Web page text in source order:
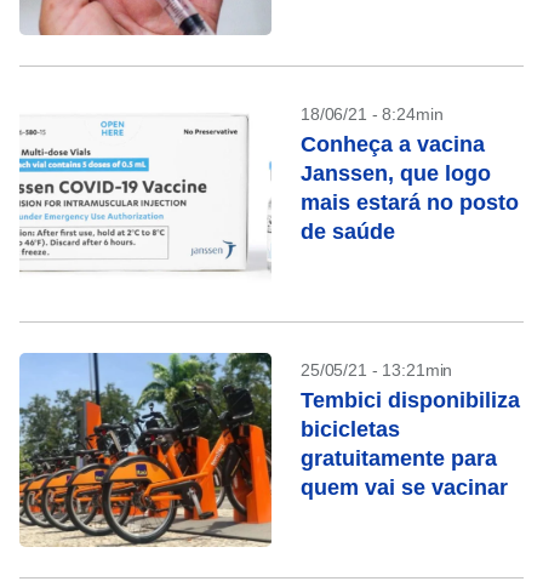
18/06/21 - 8:24min
Conheça a vacina
Janssen, que logo
mais estará no posto
de saúde
25/05/21 - 13:21min
Tembici disponibiliza
bicicletas
gratuitamente para
quem vai se vacinar